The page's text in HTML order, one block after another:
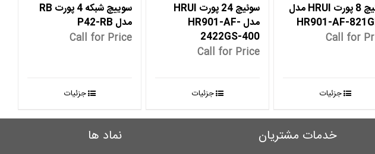
سوئیچ 8 پورت HRUI مدل
HR901-AF-
Call for
جزئیات
سوئیچ 24 پورت HRUI
مدل HR901-AF-
2422GS-400
Call for Price
جزئیات
سوییچ شبکه 4 پورت RB
مدل P42-RB
Call for Price
جزئیات
خدمات مشتریان نماد ها